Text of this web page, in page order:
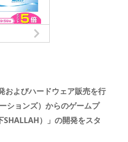
およびハードウェア販売を行
ションズ）からのゲームプ
）」の開発をスタ